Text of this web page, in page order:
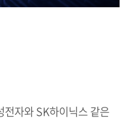
전자와 SK하이닉스 같은